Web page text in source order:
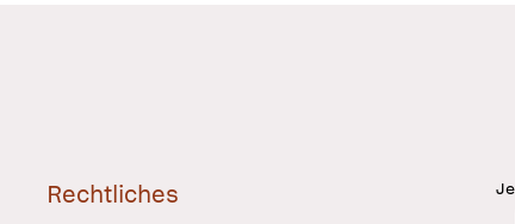
Rechtliches